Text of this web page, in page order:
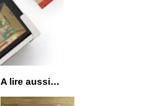
A lire aussi…